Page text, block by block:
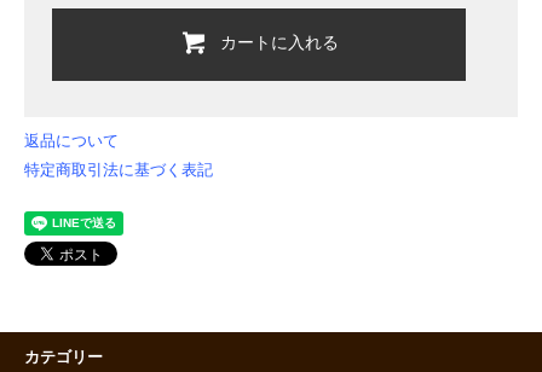
カートに入れる
返品について
特定商取引法に基づく表記
カテゴリー